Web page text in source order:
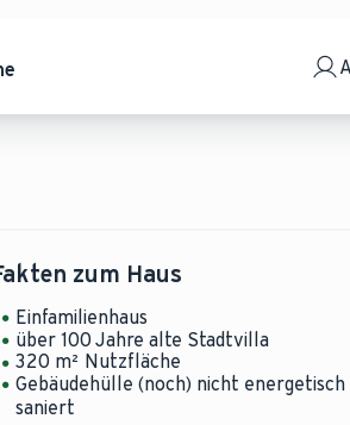
zum Haus
Einfamilienhaus
über 100 Jahre alte Stadtvilla
320 m² Nutzfläche
Gebäudehülle (noch) nicht energetisch
saniert